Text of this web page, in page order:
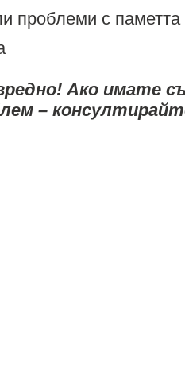
проблеми с паметта
Ако имате
–